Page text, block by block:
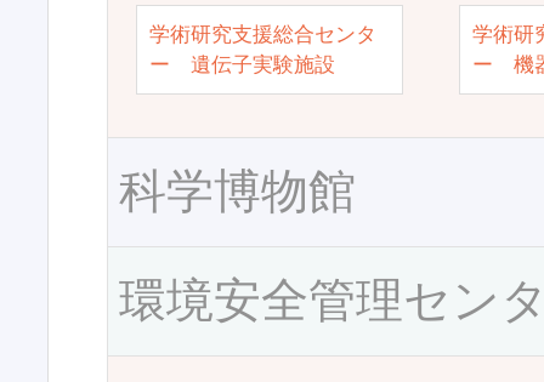
学術研究支援総合センタ
ー 遺伝子実験施設
学術研
ー 機
科学博物館
環境安全管理セン